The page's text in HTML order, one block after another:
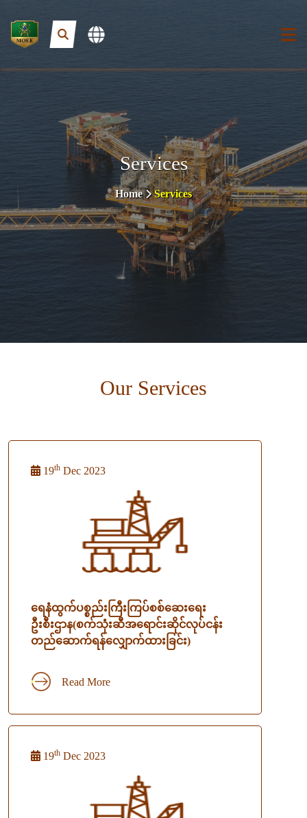
Services
Home Services
Our Services
19th Dec 2023
ရေနံထွက်ပစ္စည်းကြီးကြပ်စစ်ဆေးရေး
ဦးစီးဌာန(စက်သုံးဆီအရောင်းဆိုင်လုပ်ငန်း
တည်ဆောက်ရန်လျှောက်ထားခြင်း)
Read More
19th Dec 2023